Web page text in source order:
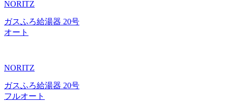
NORITZ
ガスふろ給湯器 20号
オート
NORITZ
ガスふろ給湯器 20号
フルオート